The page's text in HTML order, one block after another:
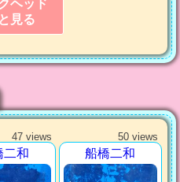
ヘッド
見る
47 views
二和
50 views
船橋二和